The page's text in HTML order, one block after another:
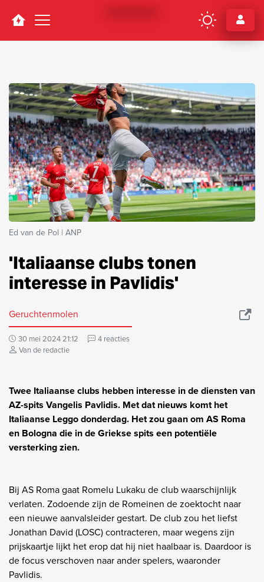
Navigation
Ed van de Pol | ANP
'Italiaanse clubs tonen
interesse in Pavlidis'
Geruchtenmolen
30 mei 2024 21:12
4 reacties
Van de redactie
Twee Italiaanse clubs hebben interesse in de diensten van
AZ-spits Vangelis Pavlidis. Met dat nieuws komt het
Italiaanse Leggo donderdag. Het zou gaan om AS Roma
en Bologna die in de Griekse spits een potentiële
versterking zien.
Bij AS Roma gaat Romelu Lukaku de club waarschijnlijk
verlaten. Zodoende zijn de Romeinen de zoektocht naar
een nieuwe aanvalsleider gestart. De club zou het liefst
Jonathan David (LOSC) contracteren, maar wegens zijn
prijskaartje lijkt het erop dat hij niet haalbaar is. Daardoor is
de focus verschoven naar ander spelers, waaronder
Pavlidis.